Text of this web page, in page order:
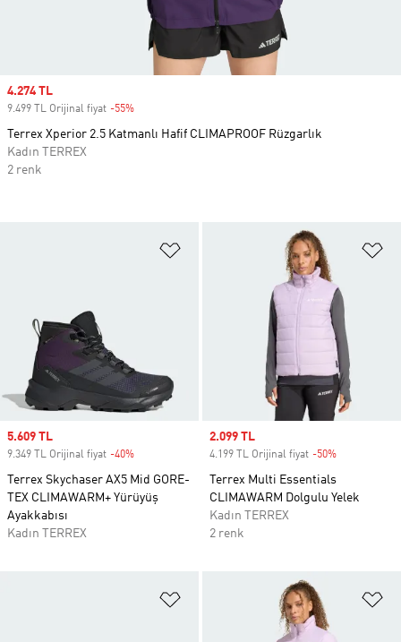
Favori Listesine Ekle
Sale price
5.609 TL
9.349 TL Orijinal fiyat -40%
Terrex Skychaser AX5 Mid GORE-
TEX CLIMAWARM+ Yürüyüş
Ayakkabısı
Kadın TERREX
Sale price
2.099 TL
4.199 TL Orijinal fiyat -50%
Terrex Multi Essentials
CLIMAWARM Dolgulu Yelek
Kadın TERREX
2 renk
Favori Listesine Ekle
Sale price
4.274 TL
9.499 TL Orijinal fiyat -55%
Terrex Xperior 2.5 Katmanlı Hafif CLIMAPROOF Rüzgarlık
Kadın TERREX
2 renk